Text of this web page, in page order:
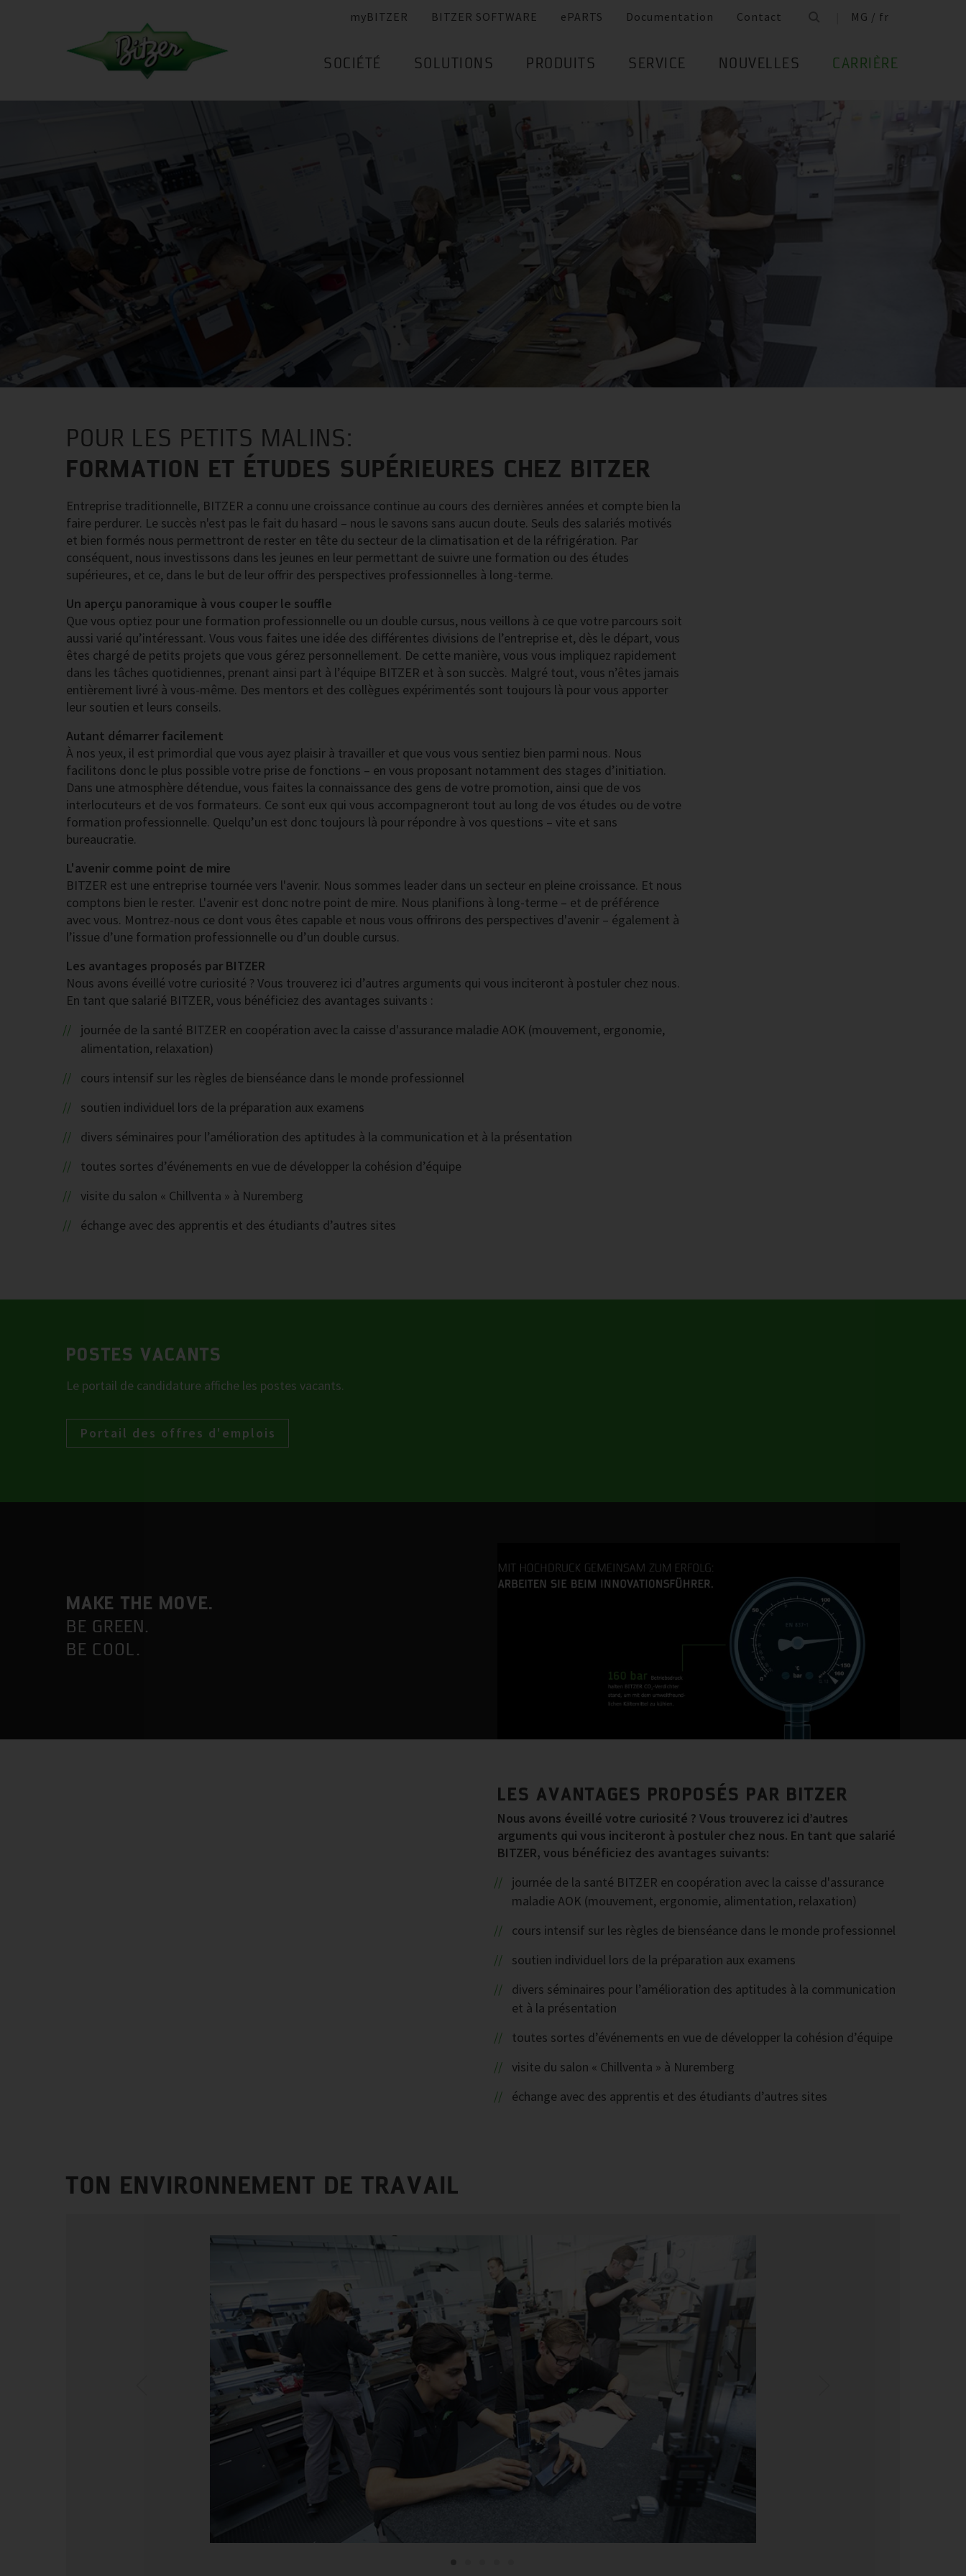
myBITZER BITZER SOFTWARE ePARTS Documentation Contact MG / fr
SOCIÉTÉ SOLUTIONS PRODUITS SERVICE NOUVELLES CARRIÈRE
POUR LES PETITS MALINS:
FORMATION ET ÉTUDES SUPÉRIEURES CHEZ BITZER
Entreprise traditionnelle, BITZER a connu une croissance continue au cours des dernières années et compte bien la
faire perdurer. Le succès n'est pas le fait du hasard – nous le savons sans aucun doute. Seuls des salariés motivés
et bien formés nous permettront de rester en tête du secteur de la climatisation et de la réfrigération. Par
conséquent, nous investissons dans les jeunes en leur permettant de suivre une formation ou des études
supérieures, et ce, dans le but de leur offrir des perspectives professionnelles à long-terme.
Un aperçu panoramique à vous couper le souffle
Que vous optiez pour une formation professionnelle ou un double cursus, nous veillons à ce que votre parcours soit
aussi varié qu’intéressant. Vous vous faites une idée des différentes divisions de l’entreprise et, dès le départ, vous
êtes chargé de petits projets que vous gérez personnellement. De cette manière, vous vous impliquez rapidement
dans les tâches quotidiennes, prenant ainsi part à l’équipe BITZER et à son succès. Malgré tout, vous n’êtes jamais
entièrement livré à vous-même. Des mentors et des collègues expérimentés sont toujours là pour vous apporter
leur soutien et leurs conseils.
Autant démarrer facilement
À nos yeux, il est primordial que vous ayez plaisir à travailler et que vous vous sentiez bien parmi nous. Nous
facilitons donc le plus possible votre prise de fonctions – en vous proposant notamment des stages d’initiation.
Dans une atmosphère détendue, vous faites la connaissance des gens de votre promotion, ainsi que de vos
interlocuteurs et de vos formateurs. Ce sont eux qui vous accompagneront tout au long de vos études ou de votre
formation professionnelle. Quelqu’un est donc toujours là pour répondre à vos questions – vite et sans
bureaucratie.
L'avenir comme point de mire
BITZER est une entreprise tournée vers l'avenir. Nous sommes leader dans un secteur en pleine croissance. Et nous
comptons bien le rester. L'avenir est donc notre point de mire. Nous planifions à long-terme – et de préférence
avec vous. Montrez-nous ce dont vous êtes capable et nous vous offrirons des perspectives d'avenir – également à
l’issue d’une formation professionnelle ou d’un double cursus.
Les avantages proposés par BITZER
Nous avons éveillé votre curiosité ? Vous trouverez ici d’autres arguments qui vous inciteront à postuler chez nous.
En tant que salarié BITZER, vous bénéficiez des avantages suivants :
journée de la santé BITZER en coopération avec la caisse d'assurance maladie AOK (mouvement, ergonomie,
alimentation, relaxation)
cours intensif sur les règles de bienséance dans le monde professionnel
soutien individuel lors de la préparation aux examens
divers séminaires pour l’amélioration des aptitudes à la communication et à la présentation
toutes sortes d’événements en vue de développer la cohésion d’équipe
visite du salon « Chillventa » à Nuremberg
échange avec des apprentis et des étudiants d’autres sites
POSTES VACANTS
Le portail de candidature affiche les postes vacants.
Portail des offres d'emplois
MAKE THE MOVE.
BE GREEN.
BE COOL.
LES AVANTAGES PROPOSÉS PAR BITZER
Nous avons éveillé votre curiosité ? Vous trouverez ici d’autres
arguments qui vous inciteront à postuler chez nous. En tant que salarié
BITZER, vous bénéficiez des avantages suivants:
journée de la santé BITZER en coopération avec la caisse d'assurance
maladie AOK (mouvement, ergonomie, alimentation, relaxation)
cours intensif sur les règles de bienséance dans le monde professionnel
soutien individuel lors de la préparation aux examens
divers séminaires pour l’amélioration des aptitudes à la communication
et à la présentation
toutes sortes d’événements en vue de développer la cohésion d’équipe
visite du salon « Chillventa » à Nuremberg
échange avec des apprentis et des étudiants d’autres sites
TON ENVIRONNEMENT DE TRAVAIL